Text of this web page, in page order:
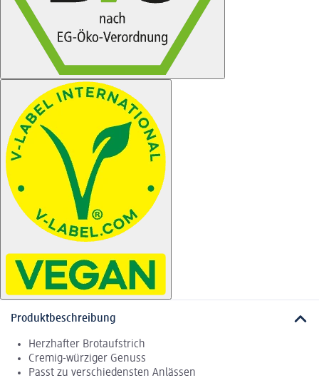
Produktbeschreibung
Herzhafter Brotaufstrich
Cremig-würziger Genuss
Passt zu verschiedensten Anlässen